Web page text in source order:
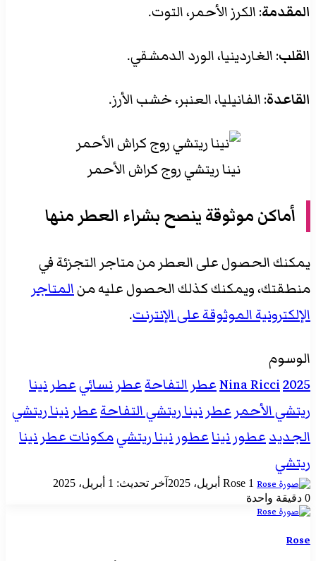
المقدمة: الكرز الأحمر، التوت.
القلب: الغاردينيا، الورد الدمشقي.
القاعدة: الفانيليا، العنبر، خشب الأرز.
نينا ريتشي روج كراش الأحمر
أماكن موثوقة ينصح بشراء العطر منها
يمكنك الحصول على العطر من متاجر التجزئة في
منطقتك، ويمكنك كذلك الحصول عليه منالمتاجر
الإلكترونية الموثوقة على الإنترنت.
الوسوم
2025
Nina Ricciعطر التفاحةعطر نسائيعطر نينا
ريتشي الأحمر عطر نينا ريتشي التفاحةعطر نينا ريتشي
الجديد عطور نيناعطور نينا ريتشيمكونات عطر نينا
ريتشي
Rose
أرسل
بريدا
1 أبريل، 2025
آخر تحديث: 1 أبريل، 2025
0 دقيقة واحدة
Rose